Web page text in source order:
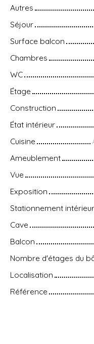
Autres
Séjour
Surface balcon
Chambres
WC
Étage
Construction
État intérieur
Cuisine
Ameublement
Vue
Exposition
Stationnement intérieur
Cave
Balcon
Nombre d'étages du
Localisation
Référence